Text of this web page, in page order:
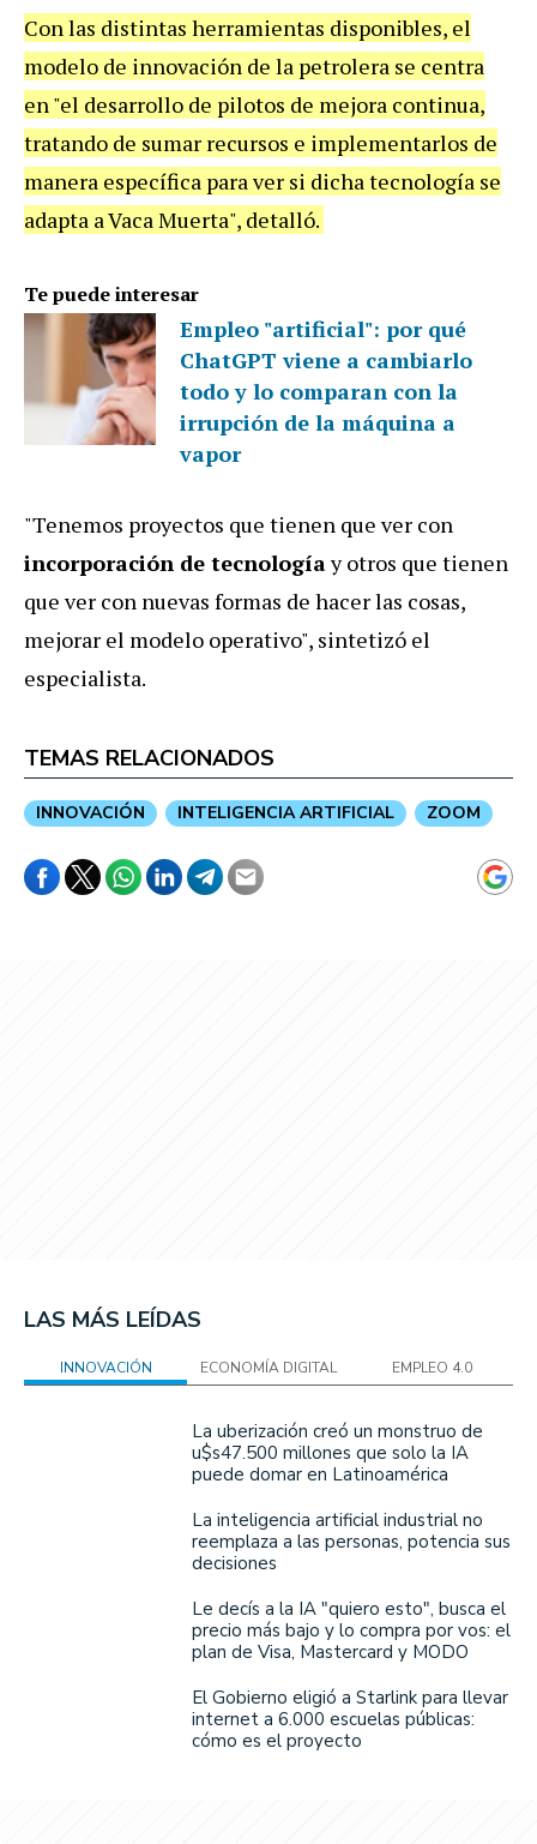
Con las distintas herramientas disponibles, el
modelo de innovación de la petrolera se centra
en "el desarrollo de pilotos de mejora continua,
tratando de sumar recursos e implementarlos de
manera específica para ver si dicha tecnología se
adapta a Vaca Muerta", detalló.
Te puede interesar
Empleo "artificial": por qué
ChatGPT viene a cambiarlo
todo y lo comparan con la
irrupción de la máquina a
vapor
"Tenemos proyectos que tienen que ver con
incorporación de tecnologíay otros que tienen
que ver con nuevas formas de hacer las cosas,
mejorar el modelo operativo", sintetizó el
especialista.
TEMAS RELACIONADOS
INNOVACIÓN INTELIGENCIA ARTIFICIAL ZOOM
LAS MÁS LEÍDAS
INNOVACIÓN ECONOMÍA DIGITAL EMPLEO 4.0
La uberización creó un monstruo de
u$s47.500 millones que solo la IA
puede domar en Latinoamérica
La inteligencia artificial industrial no
reemplaza a las personas, potencia sus
decisiones
Le decís a la IA "quiero esto", busca el
precio más bajo y lo compra por vos: el
plan de Visa, Mastercard y MODO
El Gobierno eligió a Starlink para llevar
internet a 6.000 escuelas públicas:
cómo es el proyecto